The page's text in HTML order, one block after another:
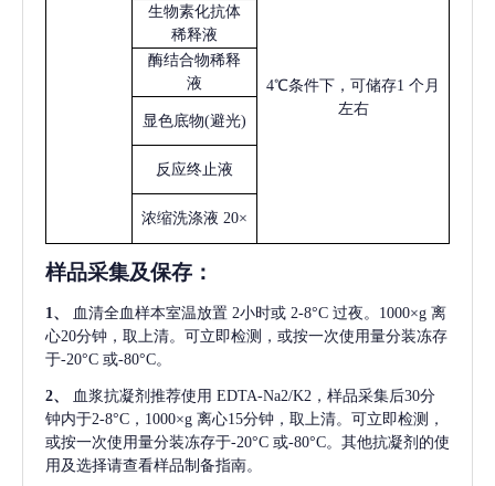
4℃条件下，可储存1 个月
左右
生物素化抗体
稀释液
酶结合物稀释
液
显色底物(避光)
反应终止液
浓缩洗涤液 20×
样品采集及保存 ：
1、 血清全血样本室温放置 2小时或 2-8°C 过夜。1000×g 离
心20分钟，取上清。可立即检测，或按一次使用量分装冻存
于-20°C 或-80°C。
2、 血浆抗凝剂推荐使用 EDTA-Na2/K2，样品采集后30分
钟内于2-8°C，1000×g 离心15分钟，取上清。可立即检测，
或按一次使用量分装冻存于-20°C 或-80°C。其他抗凝剂的使
用及选择请查看样品制备指南。